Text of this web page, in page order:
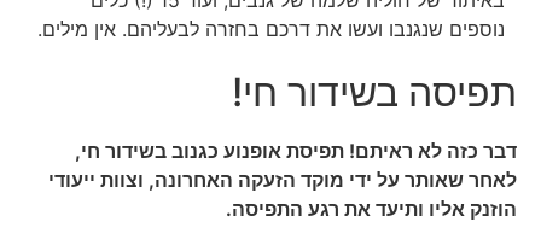
נוספים שנגנבו ועשו את דרכם בחזרה לבעליהם. אין מילים.
תפיסה בשידור חי!
דבר כזה לא ראיתם! תפיסת אופנוע כגנוב בשידור חי,
לאחר שאותר על ידי מוקד הזעקה האחרונה, וצוות ייעודי
הוזנק אליו ותיעד את רגע התפיסה.